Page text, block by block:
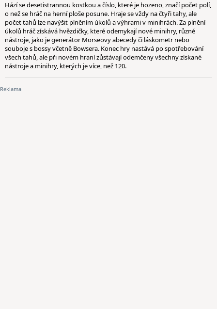
Hází se desetistrannou kostkou a číslo, které je hozeno, značí počet polí,
o než se hráč na herní ploše posune. Hraje se vždy na čtyři tahy, ale
počet tahů lze navýšit plněním úkolů a výhrami v minihrách. Za plnění
úkolů hráč získává hvězdičky, které odemykají nové minihry, různé
nástroje, jako je generátor Morseovy abecedy či láskometr nebo
souboje s bossy včetně Bowsera. Konec hry nastává po spotřebování
všech tahů, ale při novém hraní zůstávají odemčeny všechny získané
nástroje a minihry, kterých je více, než 120.